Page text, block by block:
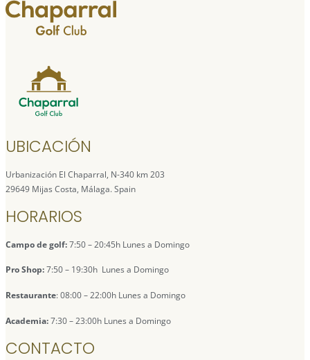
UBICACIÓN
Urbanización El Chaparral, N-340 km 203
29649 Mijas Costa, Málaga. Spain
HORARIOS
Campo de golf:7:50 – 20:45h Lunes a Domingo
Pro Shop:7:50 – 19:30h Lunes a Domingo
Restaurante: 08:00 – 22:00h Lunes a Domingo
Academia:7:30 – 23:00h Lunes a Domingo
CONTACTO